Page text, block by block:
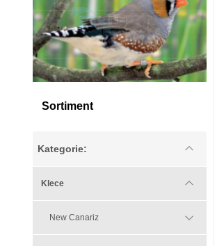
Sortiment
Kategorie:
Klece
New Canariz